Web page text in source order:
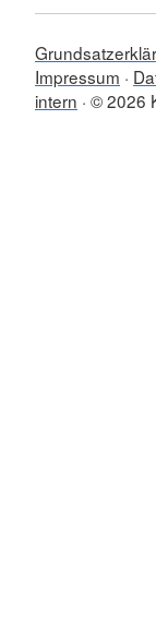
Impressum
intern © 2026